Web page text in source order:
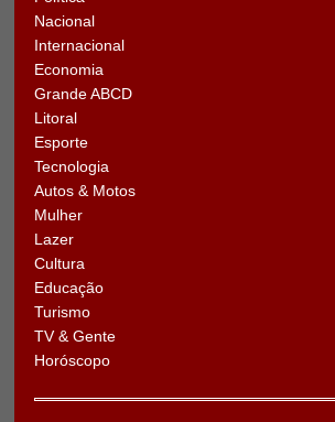
Nacional
Internacional
Economia
Grande ABCD
Litoral
Esporte
Tecnologia
Autos & Motos
Mulher
Lazer
Cultura
Educação
Turismo
TV & Gente
Horóscopo